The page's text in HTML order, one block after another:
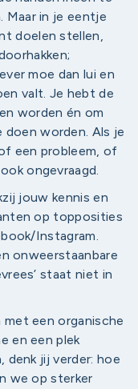
Maar in je eentje
doelen stellen,
moe dan lui en
valt. Je hebt de
worden én om
worden. Als je
een probleem, of
ongevraagd.
jouw kennis en
op topposities
Instagram.
onweerstaanbare
staat niet in
met een organische
en een plek
denk jij verder: hoe
we op sterker